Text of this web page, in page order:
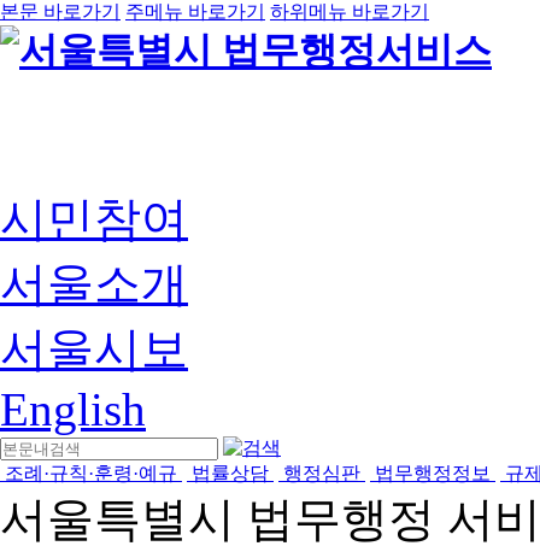
본문 바로가기 주메뉴 바로가기 하위메뉴 바로가기
시민참여
서울소개
서울시보
English
조례·규칙·훈령·예규 법률상담 행정심판 법무행정정보 규
서울특별시 법무행정 서